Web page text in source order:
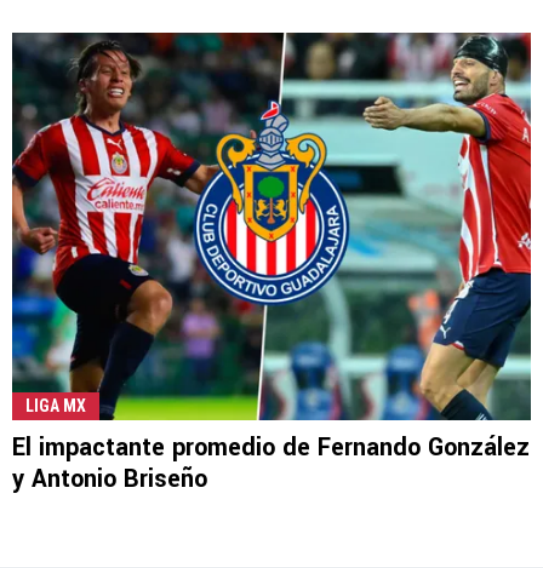
LIGA MX
El impactante promedio de Fernando González
y Antonio Briseño